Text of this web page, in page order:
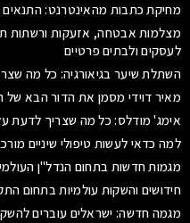
מחיקת כתבות מהאינטרנט:
מצלמות אבטחה, אזעקות ורשתות
לעסקים ולבתים פרטיים
השתלת שיער בגיאורגיה: כל מה
מאיר דוידי מסמן את הדור הבא של
אימג' מודלס: כל מה שצריך לדעת
למה כדאי לעשות טיפולי שיניים
מגמות חדשות בתחום הנדל"ן
חידושים והשקות עולמיות בתחום
מגמה חדשה: ישראלים עוברים